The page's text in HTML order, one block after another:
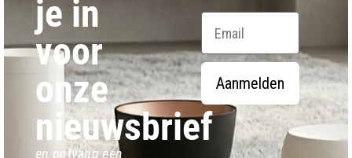
je in
voor
onze
nieuwsbrief
en ontvang een
Email
Aanmelden